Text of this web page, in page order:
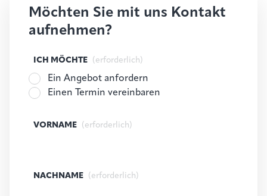
Möchten Sie mit uns Kontakt
aufnehmen?
ICH MÖCHTE (erforderlich)
Ein Angebot anfordern
Einen Termin vereinbaren
VORNAME (erforderlich)
NACHNAME (erforderlich)